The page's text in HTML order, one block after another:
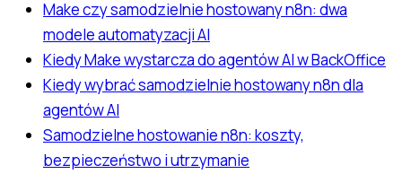
Make czy samodzielnie hostowany n8n: dwa
modele automatyzacji AI
Kiedy Make wystarcza do agentów AI w BackOffice
Kiedy wybrać samodzielnie hostowany n8n dla
agentów AI
Samodzielne hostowanie n8n: koszty,
bezpieczeństwo i utrzymanie